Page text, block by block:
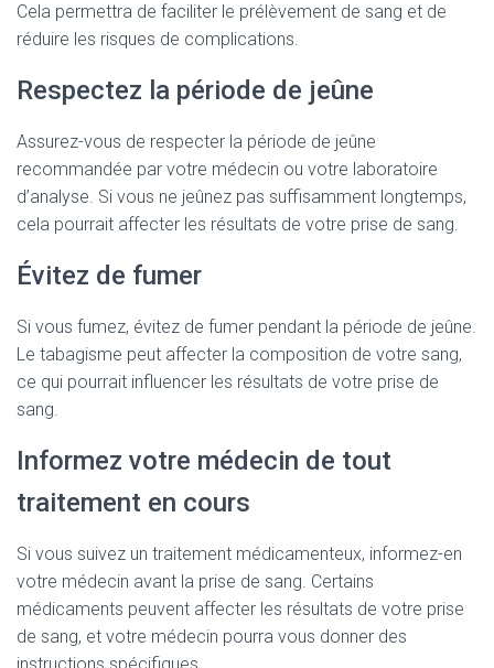
Cela permettra de faciliter le prélèvement de sang et de
réduire les risques de complications.
Respectez la période de jeûne
Assurez-vous de respecter la période de jeûne
recommandée par votre médecin ou votre laboratoire
d’analyse. Si vous ne jeûnez pas suffisamment longtemps,
cela pourrait affecter les résultats de votre prise de sang.
Évitez de fumer
Si vous fumez, évitez de fumer pendant la période de jeûne.
Le tabagisme peut affecter la composition de votre sang,
ce qui pourrait influencer les résultats de votre prise de
sang.
Informez votre médecin de tout
traitement en cours
Si vous suivez un traitement médicamenteux, informez-en
votre médecin avant la prise de sang. Certains
médicaments peuvent affecter les résultats de votre prise
de sang, et votre médecin pourra vous donner des